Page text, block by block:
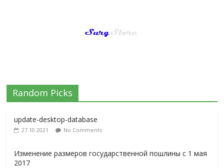
Random Picks
update-desktop-database
27.10.2021 No Comments
Изменение размеров государственной пошлины с 1 мая
2017